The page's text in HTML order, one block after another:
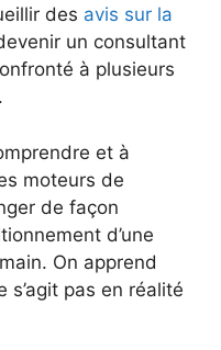
des avis sur la
un consultant
à plusieurs
et à
moteurs de
de façon
d’une
On apprend
s’agit pas en réalité